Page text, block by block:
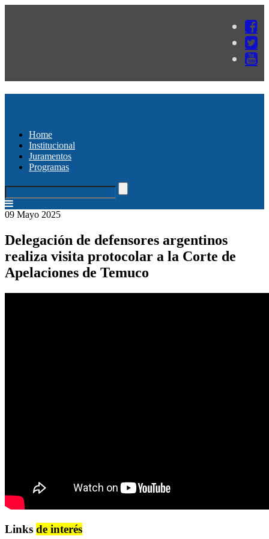
Home
Institucional
Juramentos
Programas
09 Mayo 2025
Delegación de defensores argentinos
realiza visita protocolar a la Corte de
Apelaciones de Temuco
Links de interés